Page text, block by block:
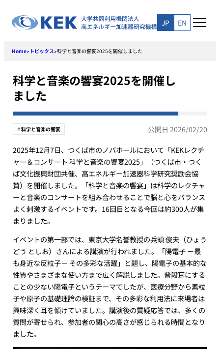
content
JP EN
Home> トピックス>科学と音楽の響宴2025を開催しました
科学と音楽の響宴2025を開催し
ました
科学と音楽の響宴 公開日 2026/02/20
2025年12月7日、つくば市のノバホールにおいて「KEKレクチ
ャー＆コンサート 科学と音楽の響宴2025」（つくば市・つく
ば文化振興財団共催、高エネルギー加速器科学研究奨励会協
賛）を開催しました。「科学と音楽の響宴」は科学のレクチャ
ーと音楽のコンサートを組み合わせることで脳と心をバランス
よく刺激するイベントです。16回目となる今回は約300人が集
まりました。
イベントの第一部では、東京大学名誉教授の兵頭 俊夫（ひょう
どう としお）さんによる講演が行われました。「陽電子 －最
も身近な反粒子－ その多彩な活躍」と題し、陽電子の基本的な
性質やさまざまな使い方まで広く解説しました。普段耳にする
ことの少ない陽電子というテーマでしたが、医療分野から素粒
子や原子の基礎理論の検証まで、その多彩な利用法に来場者は
興味深く耳を傾けていました。講演後の質疑応答では、多くの
質問が寄せられ、参加者の関心の高さが感じられる時間となり
ました。